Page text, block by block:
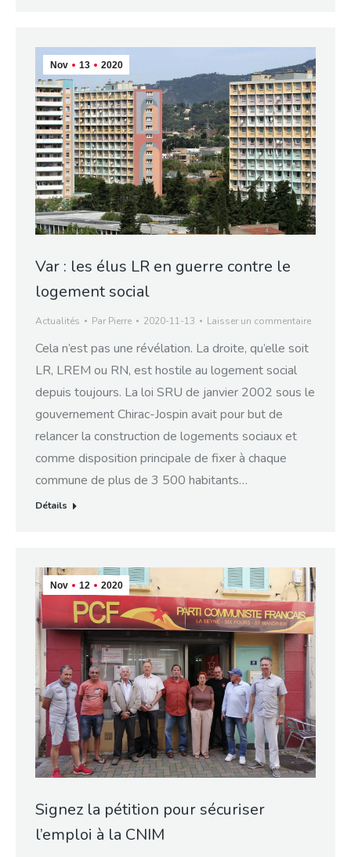
Nov 13 2020
Var : les élus LR en guerre contre le
logement social
Actualités Par Pierre 2020-11-13 Laisser un commentaire
Cela n’est pas une révélation. La droite, qu’elle soit
LR, LREM ou RN, est hostile au logement social
depuis toujours. La loi SRU de janvier 2002 sous le
gouvernement Chirac-Jospin avait pour but de
relancer la construction de logements sociaux et
comme disposition principale de fixer à chaque
commune de plus de 3 500 habitants…
Détails
Nov 12 2020
Signez la pétition pour sécuriser
l’emploi à la CNIM